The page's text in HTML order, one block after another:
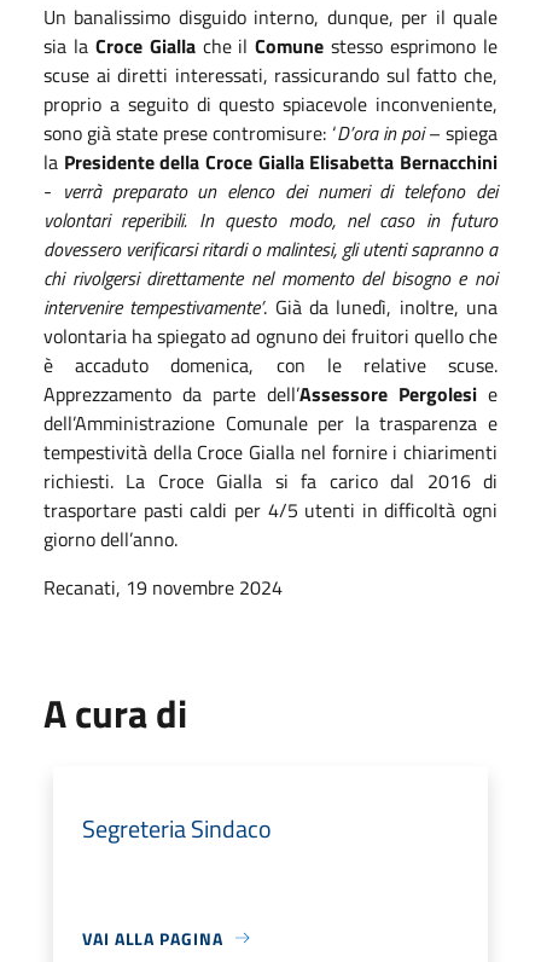
Un banalissimo disguido interno, dunque, per il quale
sia la Croce Giallache ilComune stesso esprimono le
scuse ai diretti interessati, rassicurando sul fatto che,
proprio a seguito di questo spiacevole inconveniente,
sono già state prese contromisure: ‘D’ora in poi– spiega
la Presidente della Croce Gialla Elisabetta Bernacchini
- verrà preparato un elenco dei numeri di telefono dei
volontari reperibili. In questo modo, nel caso in futuro
dovessero verificarsi ritardi o malintesi, gli utenti sapranno a
chi rivolgersi direttamente nel momento del bisogno e noi
intervenire tempestivamente’. Già da lunedì, inoltre, una
volontaria ha spiegato ad ognuno dei fruitori quello che
è accaduto domenica, con le relative scuse.
Apprezzamento da parte dell’Assessore Pergolesi e
dell’Amministrazione Comunale per la trasparenza e
tempestività della Croce Gialla nel fornire i chiarimenti
richiesti. La Croce Gialla si fa carico dal 2016 di
trasportare pasti caldi per 4/5 utenti in difficoltà ogni
giorno dell’anno.
Recanati, 19 novembre 2024
A cura di
Segreteria Sindaco
VAI ALLA PAGINA